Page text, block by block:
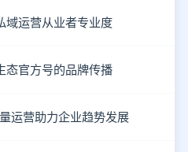
域运营从业者专业度
态官方号的品牌传播
运营助力企业趋势发展